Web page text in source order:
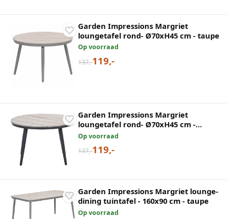
Garden Impressions Margriet
loungetafel rond- Ø70xH45 cm - taupe
Op voorraad
137,-119,-
Garden Impressions Margriet
loungetafel rond- Ø70xH45 cm -
carbon black
Op voorraad
137,-119,-
Garden Impressions Margriet lounge-
dining tuintafel - 160x90 cm - taupe
Op voorraad